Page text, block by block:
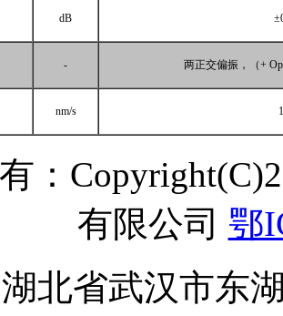
dB ±
- 两正交偏振，（+
nm/s
：
有限公司 鄂
北省武汉市东